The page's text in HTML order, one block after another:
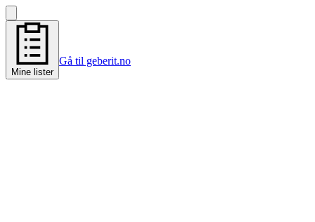
Mine lister
Gå til geberit.no